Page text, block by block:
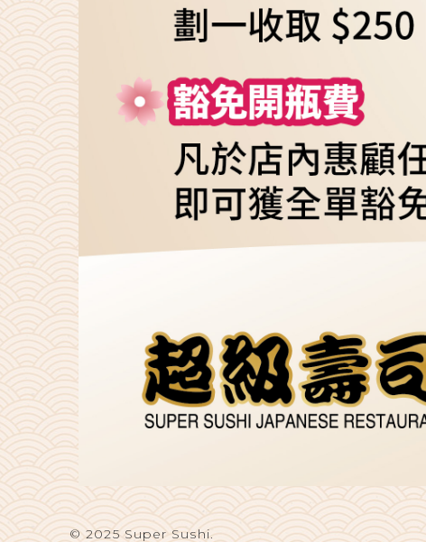
© 2025 Super Sushi.